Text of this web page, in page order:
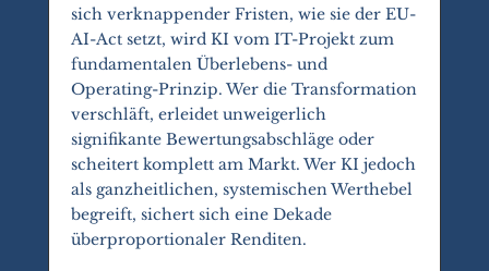
sich verknappender Fristen, wie sie der EU-
AI-Act setzt, wird KI vom IT-Projekt zum
fundamentalen Überlebens- und
Operating-Prinzip. Wer die Transformation
verschläft, erleidet unweigerlich
signifikante Bewertungsabschläge oder
scheitert komplett am Markt. Wer KI jedoch
als ganzheitlichen, systemischen Werthebel
begreift, sichert sich eine Dekade
überproportionaler Renditen.